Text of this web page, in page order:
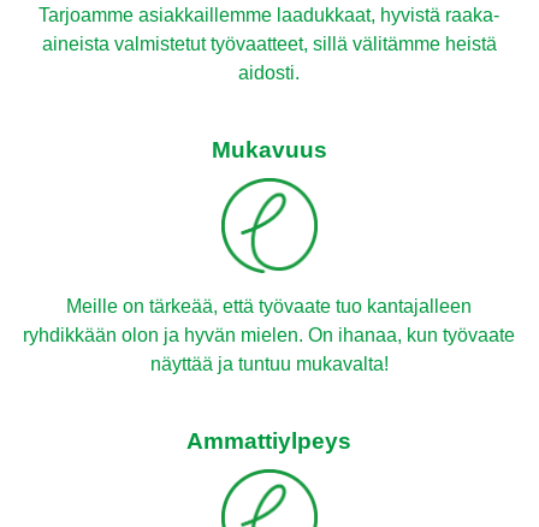
Tarjoamme asiakkaillemme laadukkaat, hyvistä raaka-
aineista valmistetut työvaatteet, sillä välitämme heistä
aidosti.
Mukavuus
Meille on tärkeää, että työvaate tuo kantajalleen
ryhdikkään olon ja hyvän mielen. On ihanaa, kun työvaate
näyttää ja tuntuu mukavalta!
Ammattiylpeys